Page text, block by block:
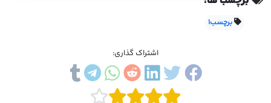
برچسب1
اشتراک گذاری: